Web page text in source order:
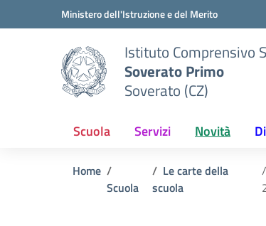
Vai ai contenuti
Vai al menu di navigazioneMinistero dell'Istruzione e del Merito
Istituto Comprensivo
Soverato Primo
Soverato (CZ)
Scuola Servizi Novità
Home
Scuola
Le carte della
scuola